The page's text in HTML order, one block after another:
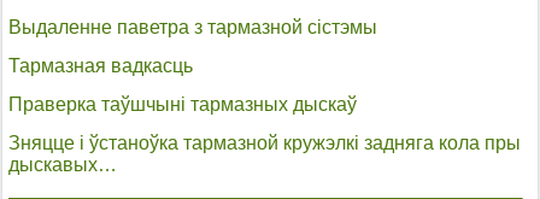
Выдаленне паветра з тармазной сістэмы
Тармазная вадкасць
Праверка таўшчыні тармазных дыскаў
Зняцце і ўстаноўка тармазной кружэлкі задняга кола пры
дыскавых…